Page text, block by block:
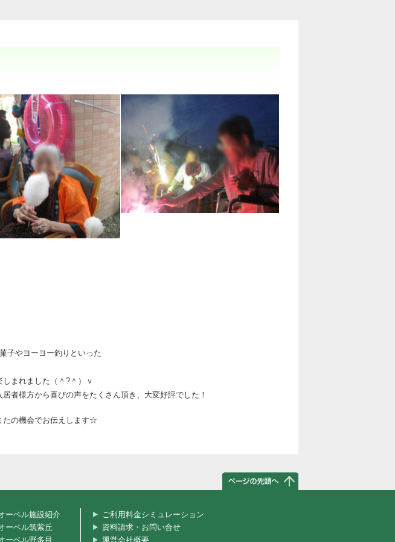
子やヨーヨー釣りといった
まれました（＾?＾）ｖ
者様方から喜びの声をたくさん頂き、大変好評でした！
たの機会でお伝えします☆
ーベル施設紹介
ーベル筑紫丘
ーベル野多目
ご利用料金シミュレーション
資料請求・お問い合せ
運営会社概要